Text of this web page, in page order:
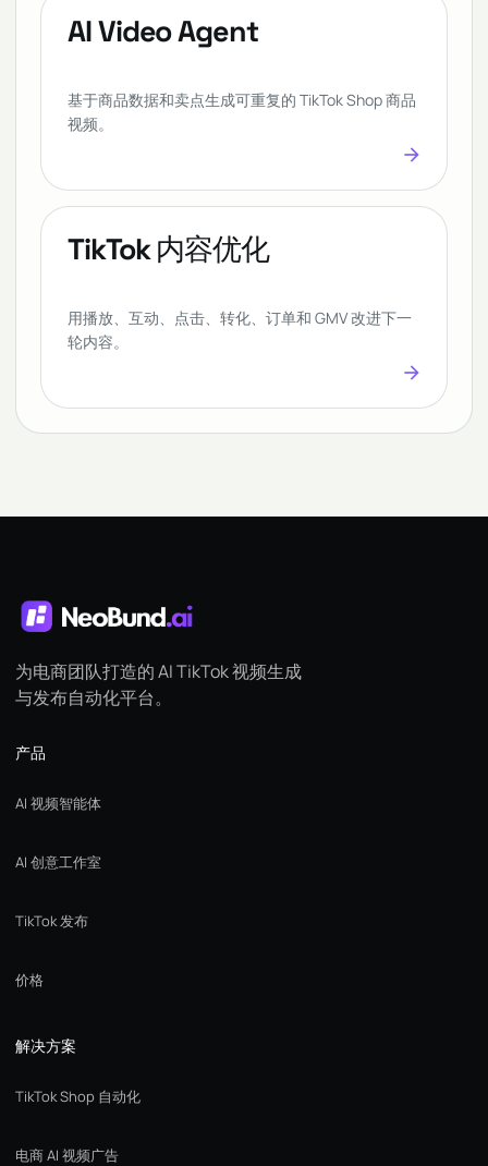
AI Video Agent
基于商品数据和卖点生成可重复的 TikTok Shop 商品
视频。
arrow_forward
TikTok 内容优化
用播放、互动、点击、转化、订单和 GMV 改进下一
轮内容。
arrow_forward
为电商团队打造的 AI TikTok 视频生成
与发布自动化平台。
产品
AI 视频智能体
AI 创意工作室
TikTok 发布
价格
解决方案
TikTok Shop 自动化
电商 AI 视频广告